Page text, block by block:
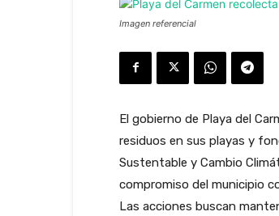
Imagen referencial
El gobierno de Playa del
residuos en sus playas y
Sustentable y Cambio
compromiso del municipio
Las acciones buscan